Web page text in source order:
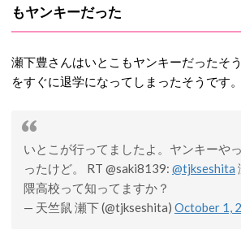
もヤンキーだった
瀬下豊さんはいとこもヤンキーだったそ
をすぐに退学になってしまったそうです。
いとこが行ってましたよ。ヤンキーや
ったけど。 RT @saki8139: @tjkseshita
隈高校って知ってますか？
— 天竺鼠 瀬下 (@tjkseshita) October 1,